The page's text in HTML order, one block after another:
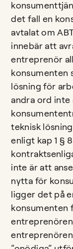
det fall en
avtalat om
innebär att
entreprenör
konsumenten
lösning för
andra ord
teknisk
enligt kap 1 §
inte är att
nytta för
ligger det på
konsumenten